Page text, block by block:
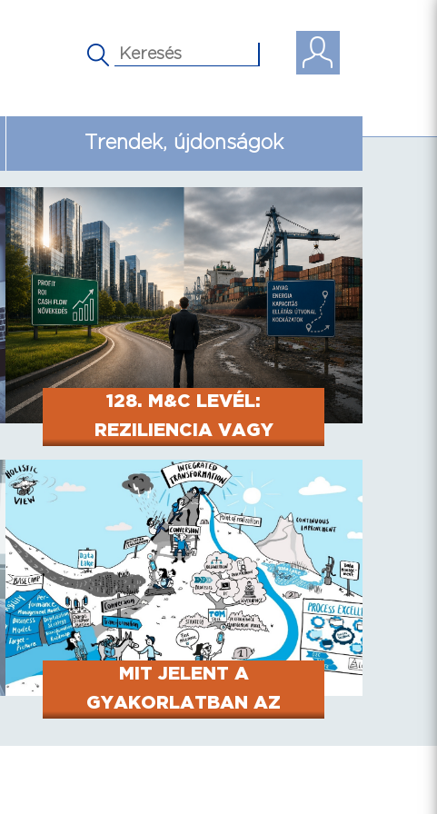
Trendek, újdonságok
128. M&C LEVÉL:
REZILIENCIA VAGY
HATÉKONYSÁG? A CFO ÚJ
DILEMMÁJA A
GEOÖKONÓMIAI
KORSZAKBAN
MIT JELENT A
GYAKORLATBAN AZ